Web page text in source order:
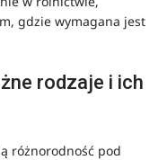
gdzie wymagana jest
rodzaje i ich
różnorodność pod